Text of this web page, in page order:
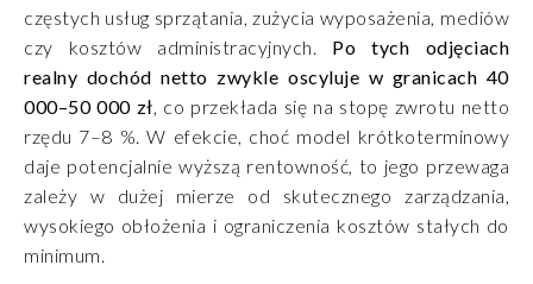
częstych usług sprzątania, zużycia wyposażenia, mediów
czy kosztów administracyjnych. Po tych odjęciach
realny dochód netto zwykle oscyluje w granicach 40
000–50 000 zł, co przekłada się na stopę zwrotu netto
rzędu 7–8 %. W efekcie, choć model krótkoterminowy
daje potencjalnie wyższą rentowność, to jego przewaga
zależy w dużej mierze od skutecznego zarządzania,
wysokiego obłożenia i ograniczenia kosztów stałych do
minimum.